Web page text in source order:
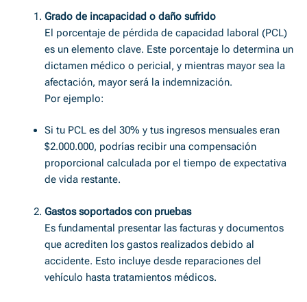
Grado de incapacidad o daño sufrido
El porcentaje de pérdida de capacidad laboral (PCL)
es un elemento clave. Este porcentaje lo determina un
dictamen médico o pericial, y mientras mayor sea la
afectación, mayor será la indemnización.
Por ejemplo:
Si tu PCL es del 30% y tus ingresos mensuales eran
$2.000.000, podrías recibir una compensación
proporcional calculada por el tiempo de expectativa
de vida restante.
Gastos soportados con pruebas
Es fundamental presentar las facturas y documentos
que acrediten los gastos realizados debido al
accidente. Esto incluye desde reparaciones del
vehículo hasta tratamientos médicos.